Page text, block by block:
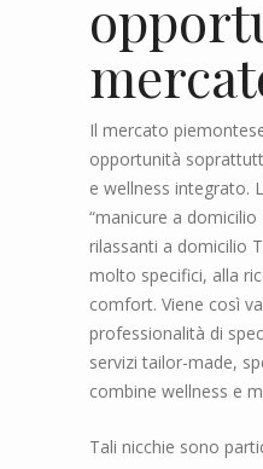
Il mercato
opportunità
e wellness integrato.
“manicure a domicilio
rilassanti a domicilio
molto specifici, alla
comfort. Viene così
professionalità di
servizi tailor-made,
combine wellness e
Tali nicchie sono